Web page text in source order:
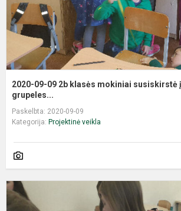
2020-09-09 2b klasės mokiniai susiskirstė
grupeles...
Paskelbta: 2020-09-09
Kategorija: Projektinė veikla